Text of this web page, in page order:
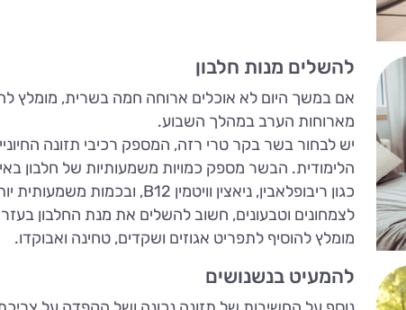
להשלים מנות חלבון
אם במשך היום לא אוכלים ארוחה חמה בשרית, מומלץ
מארוחות הערב במהלך השבוע.
יש לבחור בשר בקר טרי רזה, המספק רכיבי תזונה
כגון ריבופלאבין, ניאצין וויטמין B12, ובכמות משמעותית יותר בהשוואה לעוף, הודו ודגים.
לצמחונים וטבעונים, חשוב להשלים את מנת החלבון
מומלץ להוסיף לתפריט אגוזים ושקדים, טחינה ואבוקדו.
להמעיט בנשנושים